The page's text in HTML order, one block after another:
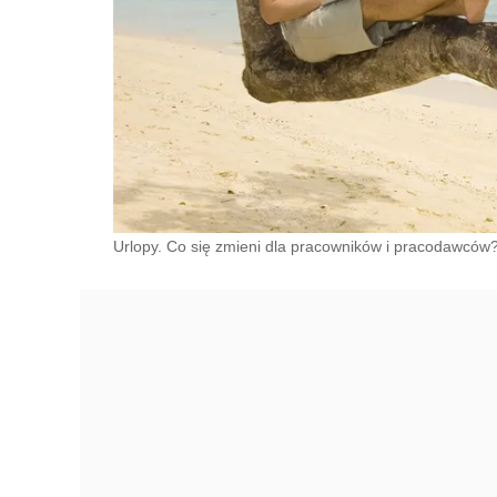
Urlopy. Co się zmieni dla pracowników i